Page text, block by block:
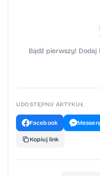
Bądź pierwszy!
UDOSTĘPNIJ ARTYKUŁ
Facebook
Kopiuj link